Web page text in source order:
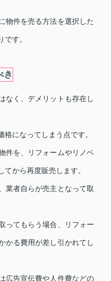
物件を売る方法を選択した
す。
き
なく、デメリットも存在し
になってしまう点です。
件を、リフォームやリノベ
から再度販売します。
業者自らが売主となって取
ってもらう場合、リフォー
かる費用が差し引かれてし
広告宣伝費や人件費などの